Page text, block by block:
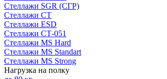
Стеллажи SGR (СГР)
Стеллажи СТ
Стеллажи ESD
Стеллажи СТ-051
Стеллажи MS Hard
Стеллажи MS Standart
Стеллажи MS Strong
Нагрузка на полку